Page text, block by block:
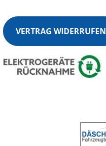
VERTRAG WIDERRUFEN